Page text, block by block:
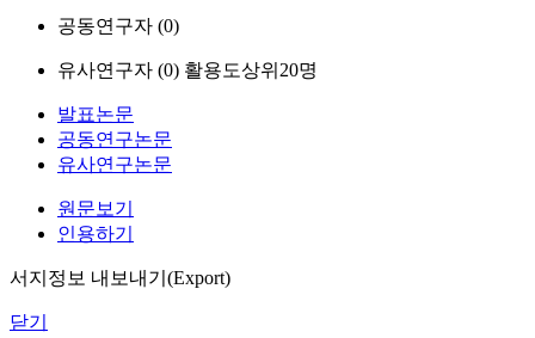
공동연구자 (0)
유사연구자 (0) 활용도상위20명
발표논문
공동연구논문
유사연구논문
원문보기
인용하기
서지정보 내보내기(Export)
닫기